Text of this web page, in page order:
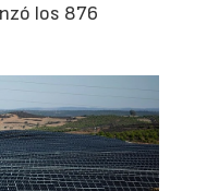
los 876